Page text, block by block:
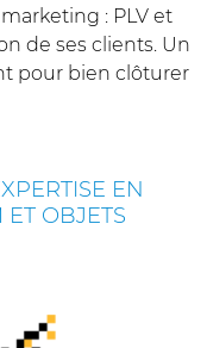
: PLV et
de ses clients. Un
pour bien clôturer
EN
ET OBJETS